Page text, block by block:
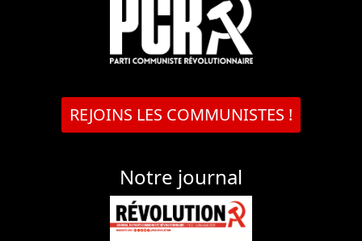
REJOINS LES COMMUNISTES !
Notre journal